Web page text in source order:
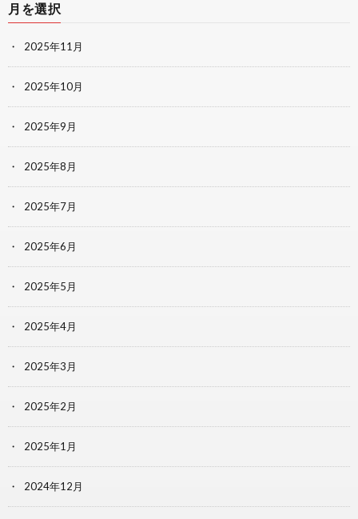
月を選択
2025年11月
2025年10月
2025年9月
2025年8月
2025年7月
2025年6月
2025年5月
2025年4月
2025年3月
2025年2月
2025年1月
2024年12月